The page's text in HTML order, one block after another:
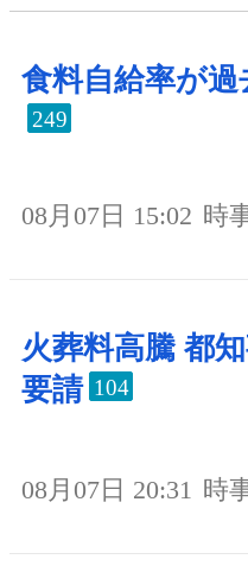
食料自給率が
249
08月07日 15:02 時
火葬料高騰 都
要請 104
08月07日 20:31 時